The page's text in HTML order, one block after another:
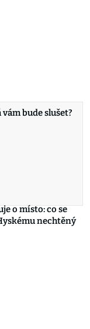
bude slušet?
o místo: co se
nechtěný